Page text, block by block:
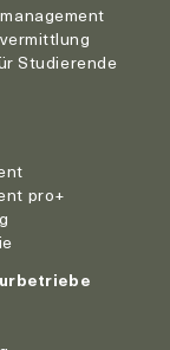
Studierende
pro+